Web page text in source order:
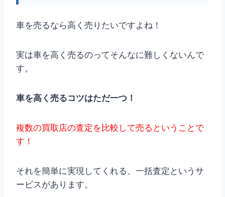
車を売るなら高く売りたいですよね！
実は車を高く売るのってそんなに難しくないんで
す。
車を高く売るコツはただ一つ！
複数の買取店の査定を比較して売るということで
す！
それを簡単に実現してくれる、一括査定というサ
ービスがあります。